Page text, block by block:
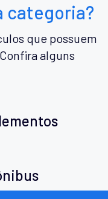
categoria?
que possuem
alguns